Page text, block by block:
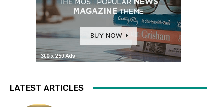
LATEST ARTICLES